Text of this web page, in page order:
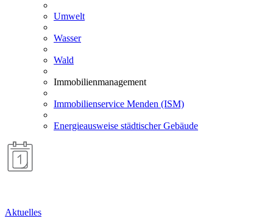
Umwelt
Wasser
Wald
Immobilienmanagement
Immobilienservice Menden (ISM)
Energieausweise städtischer Gebäude
Aktuelles